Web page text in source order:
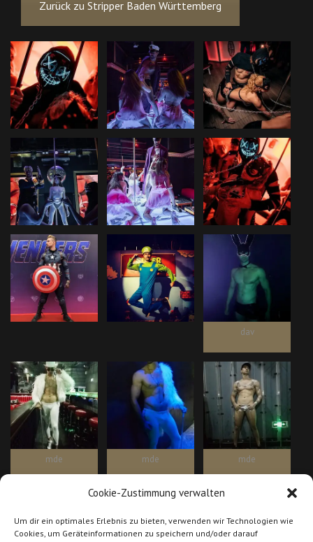
Cookie-Zustimmung verwalten
Um dir ein optimales Erlebnis zu bieten, verwenden wir Technologien wie
Cookies, um Geräteinformationen zu speichern und/oder darauf
Zurück zu Stripper Baden Württemberg
dav
mde mde mde